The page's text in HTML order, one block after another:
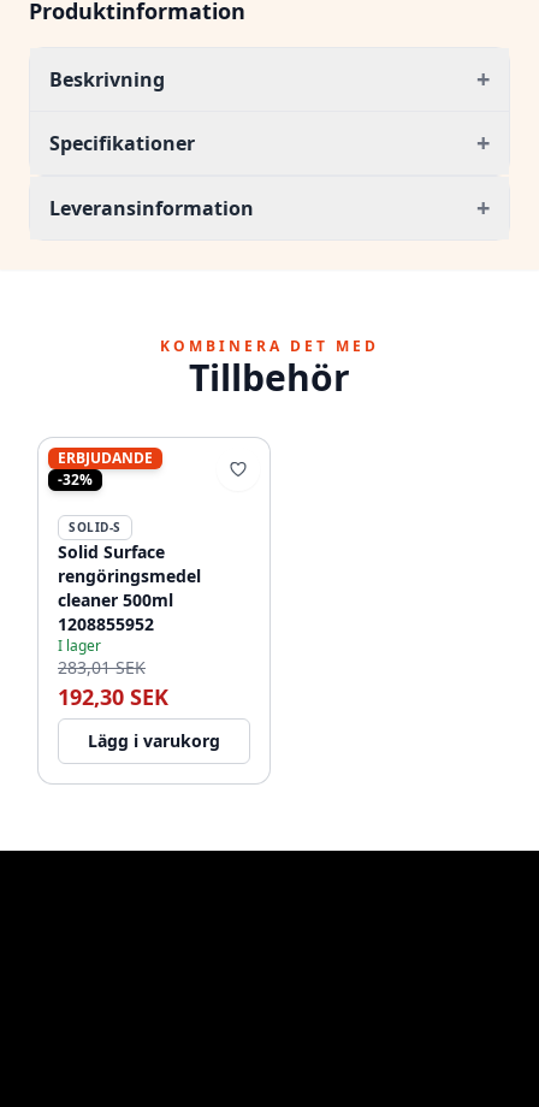
Produktinformation
Beskrivning +
Specifikationer +
Leveransinformation +
KOMBINERA DET MED
Tillbehör
ERBJUDANDE
-32%
SOLID-S
Solid Surface
rengöringsmedel
cleaner 500ml
1208855952
I lager
283,01 SEK
192,30 SEK
Lägg i varukorg